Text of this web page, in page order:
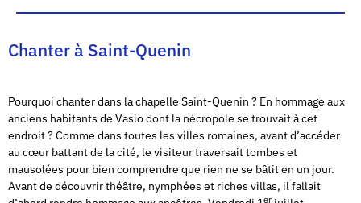
Chanter à Saint-Quenin
Pourquoi chanter dans la chapelle Saint-Quenin ? En hommage aux
anciens habitants de Vasio dont la nécropole se trouvait à cet
endroit ? Comme dans toutes les villes romaines, avant d’accéder
au cœur battant de la cité, le visiteur traversait tombes et
mausolées pour bien comprendre que rien ne se bâtit en un jour.
Avant de découvrir théâtre, nymphées et riches villas, il fallait
er